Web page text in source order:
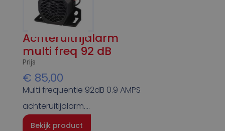
Achteruitrijalarm
multi freq 92 dB
Prijs
€ 85,00
Multi frequentie 92dB 0.9 AMPS
achteruitijalarm….
Bekijk product